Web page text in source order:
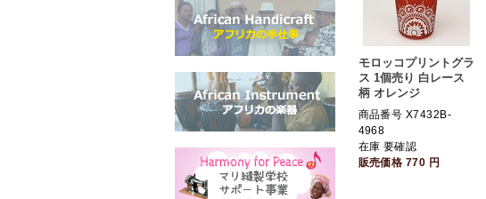
モロッコプリントグラ
ス 1個売り 白レース
柄 オレンジ
商品番号 X7432B-
4968
在庫 要確認
販売価格 770 円